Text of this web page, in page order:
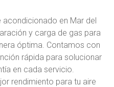
acondicionado en Mar del
y carga de gas para
óptima. Contamos con
rápida para solucionar
en cada servicio.
rendimiento para tu aire